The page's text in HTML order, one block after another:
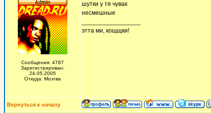
Сообщения: 4787
Зарегистрирован:
24.05.2005
Откуда: Мозгва
шутки у тя чувак
несмешные
этта ми, кощщки!
Вернуться к началу